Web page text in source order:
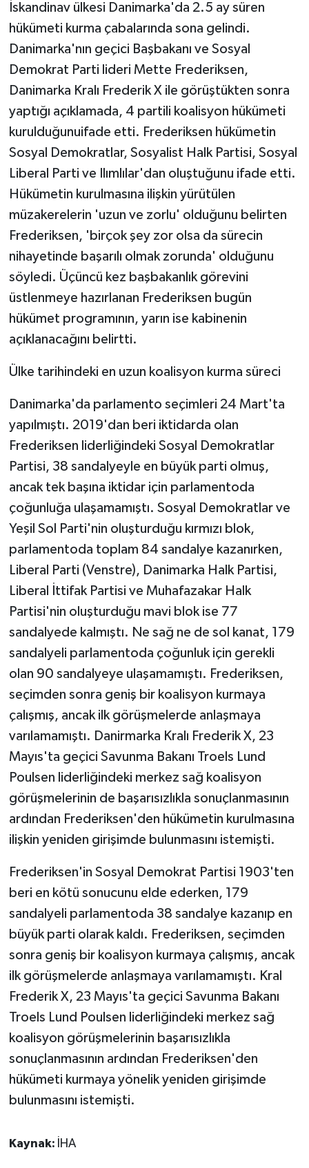
İskandinav ülkesi Danimarka'da 2.5 ay süren
hükümeti kurma çabalarında sona gelindi.
Danimarka'nın geçici Başbakanı ve Sosyal
Demokrat Parti lideri Mette Frederiksen,
Danimarka Kralı Frederik X ile görüştükten sonra
yaptığı açıklamada, 4 partili koalisyon hükümeti
kurulduğunuifade etti. Frederiksen hükümetin
Sosyal Demokratlar, Sosyalist Halk Partisi, Sosyal
Liberal Parti ve Ilımlılar'dan oluştuğunu ifade etti.
Hükümetin kurulmasına ilişkin yürütülen
müzakerelerin 'uzun ve zorlu' olduğunu belirten
Frederiksen, 'birçok şey zor olsa da sürecin
nihayetinde başarılı olmak zorunda' olduğunu
söyledi. Üçüncü kez başbakanlık görevini
üstlenmeye hazırlanan Frederiksen bugün
hükümet programının, yarın ise kabinenin
açıklanacağını belirtti.
Ülke tarihindeki en uzun koalisyon kurma süreci
Danimarka'da parlamento seçimleri 24 Mart'ta
yapılmıştı. 2019'dan beri iktidarda olan
Frederiksen liderliğindeki Sosyal Demokratlar
Partisi, 38 sandalyeyle en büyük parti olmuş,
ancak tek başına iktidar için parlamentoda
çoğunluğa ulaşamamıştı. Sosyal Demokratlar ve
Yeşil Sol Parti'nin oluşturduğu kırmızı blok,
parlamentoda toplam 84 sandalye kazanırken,
Liberal Parti (Venstre), Danimarka Halk Partisi,
Liberal İttifak Partisi ve Muhafazakar Halk
Partisi'nin oluşturduğu mavi blok ise 77
sandalyede kalmıştı. Ne sağ ne de sol kanat, 179
sandalyeli parlamentoda çoğunluk için gerekli
olan 90 sandalyeye ulaşamamıştı. Frederiksen,
seçimden sonra geniş bir koalisyon kurmaya
çalışmış, ancak ilk görüşmelerde anlaşmaya
varılamamıştı. Danirmarka Kralı Frederik X, 23
Mayıs'ta geçici Savunma Bakanı Troels Lund
Poulsen liderliğindeki merkez sağ koalisyon
görüşmelerinin de başarısızlıkla sonuçlanmasının
ardından Frederiksen'den hükümetin kurulmasına
ilişkin yeniden girişimde bulunmasını istemişti.
Frederiksen'in Sosyal Demokrat Partisi 1903'ten
beri en kötü sonucunu elde ederken, 179
sandalyeli parlamentoda 38 sandalye kazanıp en
büyük parti olarak kaldı. Frederiksen, seçimden
sonra geniş bir koalisyon kurmaya çalışmış, ancak
ilk görüşmelerde anlaşmaya varılamamıştı. Kral
Frederik X, 23 Mayıs'ta geçici Savunma Bakanı
Troels Lund Poulsen liderliğindeki merkez sağ
koalisyon görüşmelerinin başarısızlıkla
sonuçlanmasının ardından Frederiksen'den
hükümeti kurmaya yönelik yeniden girişimde
bulunmasını istemişti.
Kaynak: İHA